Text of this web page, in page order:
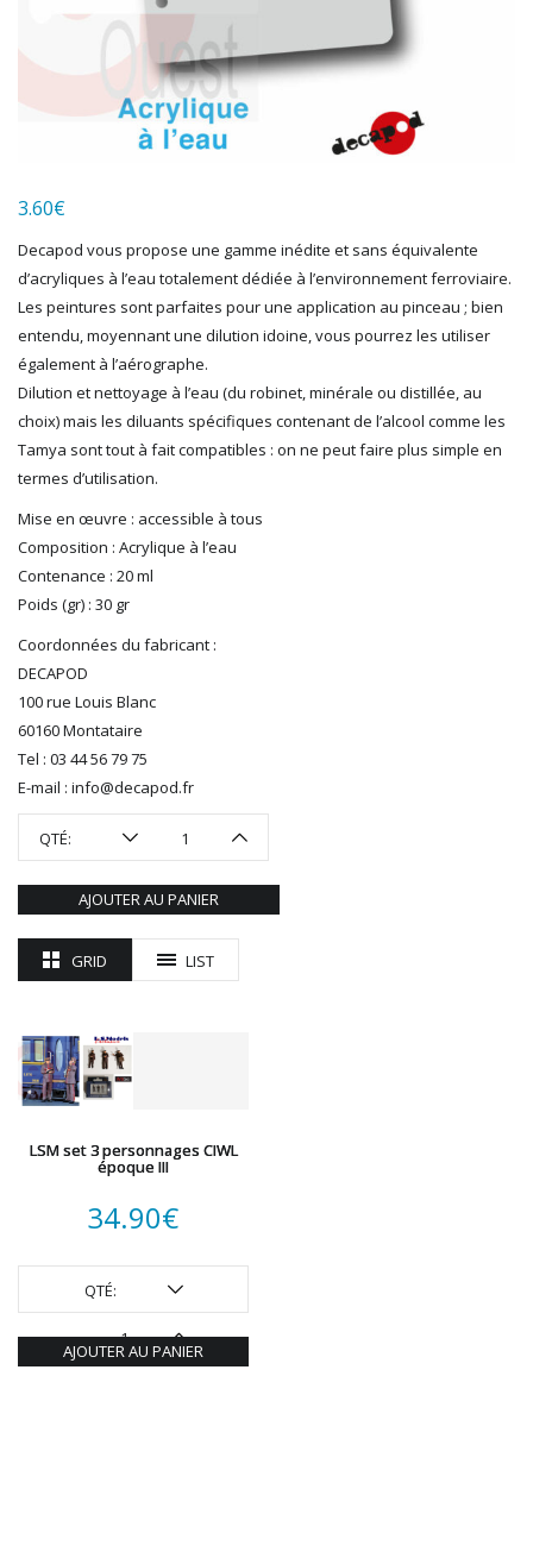
HUMBROL
MAKETTE
MARLKIN
MKD
NOREV
NOVATEUR MODELES
PECO
PG mini
PIKO
PN SUD MODELISME
PREISER
R37
REDUTEX
REE
TAMIYA
TRAINS OUEST
Trains-O-Matic
TRIX
WIKING
WOODLAND SCENICS
3.60€
Decapod vous propose une gamme inédite et sans équivalente
d’acryliques à l’eau totalement dédiée à l’environnement ferroviaire.
Les peintures sont parfaites pour une application au pinceau ; bien
entendu, moyennant une dilution idoine, vous pourrez les utiliser
également à l’aérographe.
Dilution et nettoyage à l’eau (du robinet, minérale ou distillée, au
choix) mais les diluants spécifiques contenant de l’alcool comme les
Tamya sont tout à fait compatibles : on ne peut faire plus simple en
termes d’utilisation.
Mise en œuvre : accessible à tous
Composition : Acrylique à l’eau
Contenance : 20 ml
Poids (gr) : 30 gr
Coordonnées du fabricant :
DECAPOD
100 rue Louis Blanc
60160 Montataire
Tel : 03 44 56 79 75
E-mail : info@decapod.fr
QTÉ:
AJOUTER AU PANIER
GRID LIST
LSM set 3 personnages CIWL
époque III
34.90€
QTÉ:
AJOUTER AU PANIER